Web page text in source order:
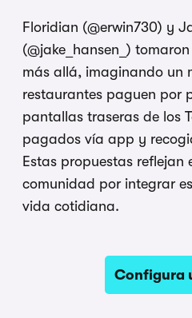
Floridian (@erwin730) y
(@jake_hansen_)
más allá, imaginando un
restaurantes paguen por
pantallas traseras de los
pagados vía app y
Estas propuestas reflejan
comunidad por integrar
vida cotidiana.
Configura